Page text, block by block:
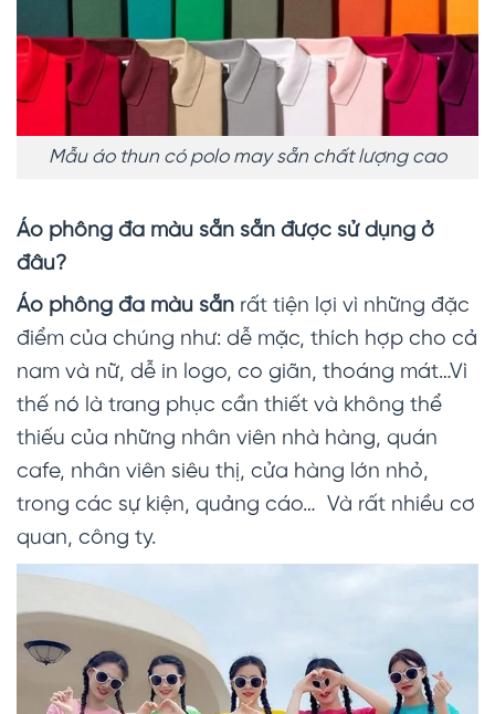
Mẫu áo thun có polo may sẵn chất lượng cao
Áo phông đa màu sẵn sẵn được sử dụng ở
đâu?
Áo phông đa màu sẵn rất tiện lợi vì những đặc
điểm của chúng như: dễ mặc, thích hợp cho cả
nam và nữ, dễ in logo, co giãn, thoáng mát…Vì
thế nó là trang phục cần thiết và không thể
thiếu của những nhân viên nhà hàng, quán
cafe, nhân viên siêu thị, cửa hàng lớn nhỏ,
trong các sự kiện, quảng cáo… Và rất nhiều cơ
quan, công ty.